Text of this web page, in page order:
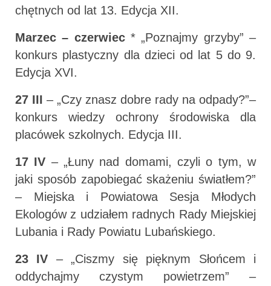
chętnych od lat 13. Edycja XII.
Marzec – czerwiec* „Poznajmy grzyby” –
konkurs plastyczny dla dzieci od lat 5 do 9.
Edycja XVI.
27 III – „Czy znasz dobre rady na odpady?”–
konkurs wiedzy ochrony środowiska dla
placówek szkolnych. Edycja III.
17 IV – „Łuny nad domami, czyli o tym, w
jaki sposób zapobiegać skażeniu światłem?”
– Miejska i Powiatowa Sesja Młodych
Ekologów z udziałem radnych Rady Miejskiej
Lubania i Rady Powiatu Lubańskiego.
23 IV – „Ciszmy się pięknym Słońcem i
oddychajmy czystym powietrzem” –